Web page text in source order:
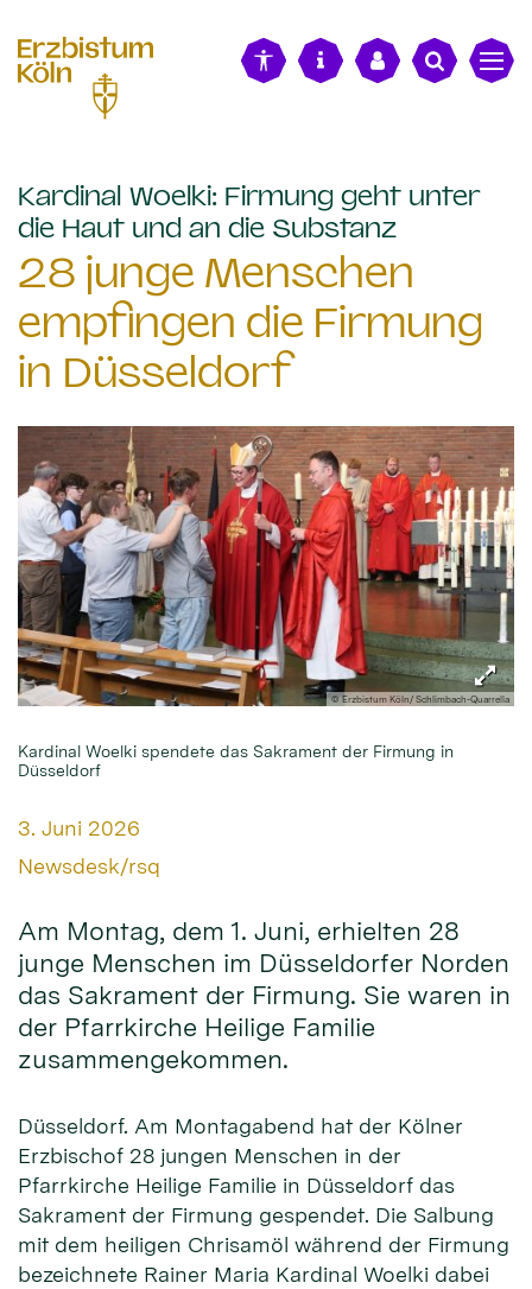
Kardinal Woelki: Firmung geht unter
die Haut und an die Substanz
28 junge Menschen
empfingen die Firmung
in Düsseldorf
© Erzbistum Köln/ Schlimbach-Quarrella
Kardinal Woelki spendete das Sakrament der Firmung in
Düsseldorf
Datum:
3. Juni 2026
Von:
Newsdesk/rsq
Am Montag, dem 1. Juni, erhielten 28
junge Menschen im Düsseldorfer Norden
das Sakrament der Firmung. Sie waren in
der Pfarrkirche Heilige Familie
zusammengekommen.
Düsseldorf. Am Montagabend hat der Kölner
Erzbischof 28 jungen Menschen in der
Pfarrkirche Heilige Familie in Düsseldorf das
Sakrament der Firmung gespendet. Die Salbung
mit dem heiligen Chrisamöl während der Firmung
bezeichnete Rainer Maria Kardinal Woelki dabei